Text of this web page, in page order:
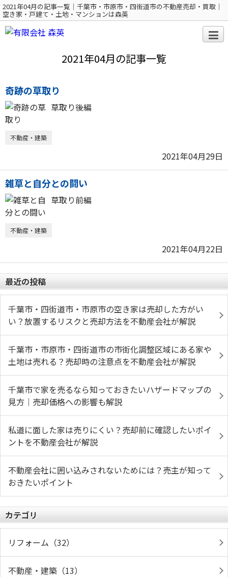
2021年04月の記事一覧｜千葉市・市原市・四街道市の不動産売却・買取｜
空き家・戸建て・土地・マンションは森英
2021年04月の記事一覧
奇跡の草取り
草取り後編
不動産・建築
2021年04月29日
雑草と自分との闘い
草取り前編
不動産・建築
2021年04月22日
最近の投稿
千葉市・四街道市・市原市の空き家は売却した方がい
い？放置するリスクと売却方法を不動産会社が解説
千葉市・市原市・四街道市の市街化調整区域にある家や
土地は売れる？売却時の注意点を不動産会社が解説
千葉市で家を売るなら知っておきたいハザードマップの
見方｜売却価格への影響も解説
私道に面した家は売りにくい？売却前に確認したいポイ
ントを不動産会社が解説
不動産会社に囲い込みされないためには？売主が知って
おきたいポイント
カテゴリ
リフォーム（32）
不動産・建築（13）